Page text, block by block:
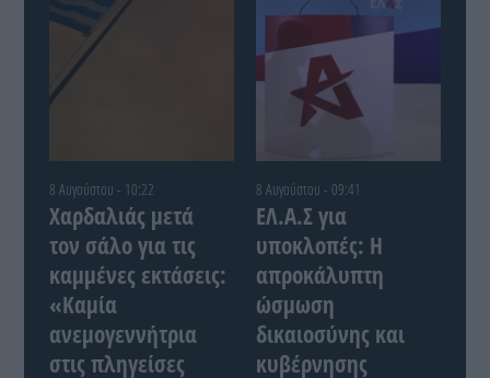
8 Αυγούστου - 10:22
Χαρδαλιάς μετά
τον σάλο για τις
καμμένες εκτάσεις:
«Καμία
ανεμογεννήτρια
στις πληγείσες
8 Αυγούστου - 09:41
ΕΛ.Α.Σ για
υποκλοπές: Η
απροκάλυπτη
ώσμωση
δικαιοσύνης και
κυβέρνησης